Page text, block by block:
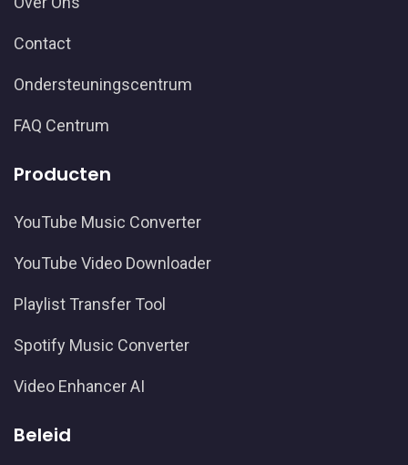
Contact
Ondersteuningscentrum
FAQ Centrum
Producten
YouTube Music Converter
YouTube Video Downloader
Playlist Transfer Tool
Spotify Music Converter
Video Enhancer AI
Beleid